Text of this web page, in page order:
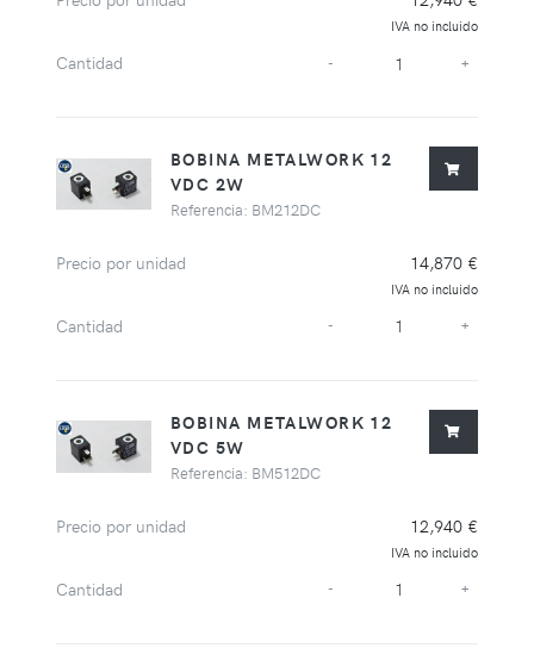
IVA no incluido
Cantidad - +
BOBINA METALWORK 12
VDC 2W
Referencia: BM212DC
Precio por unidad 14,870 €
IVA no incluido
Cantidad - +
BOBINA METALWORK 12
VDC 5W
Referencia: BM512DC
Precio por unidad 12,940 €
IVA no incluido
Cantidad - +